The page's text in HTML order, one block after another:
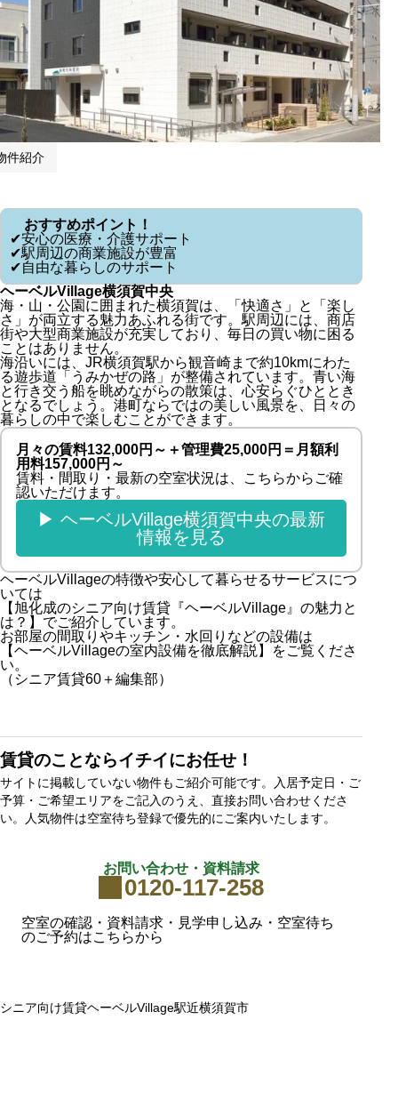
件紹介
おすすめポイント！
✔安心の医療・介護サポート
✔駅周辺の商業施設が豊富
✔自由な暮らしのサポート
ヘーベルVillage横須賀中央
海・山・公園に囲まれた横須賀は、「快適さ」と「楽し
さ」が両立する魅力あふれる街です。駅周辺には、商店
街や大型商業施設が充実しており、毎日の買い物に困る
ことはありません。
海沿いには、JR横須賀駅から観音崎まで約10kmにわた
る遊歩道「うみかぜの路」が整備されています。青い海
と行き交う船を眺めながらの散策は、心安らぐひととき
となるでしょう。港町ならではの美しい風景を、日々の
暮らしの中で楽しむことができます。
月々の賃料132,000円～＋管理費25,000円＝月額利
用料157,000円～
賃料・間取り・最新の空室状況は、こちらからご確
認いただけます。
▶ ヘーベルVillage横須賀中央の最新
情報を見る
ヘーベルVillageの特徴や安心して暮らせるサービスにつ
いては
【 旭化成のシニア向け賃貸『ヘーベルVillage』の魅力と
は？ 】でご紹介しています。
お部屋の間取りやキッチン・水回りなどの設備は
【ヘーベルVillageの室内設備を徹底解説 】をご覧くださ
い。
（シニア賃貸60＋編集部）
賃貸のことならイチイにお任せ！
サイトに掲載していない物件もご紹介可能です。入居予定日・ご
予算・ご希望エリアをご記入のうえ、直接お問い合わせくださ
い。人気物件は空室待ち登録で優先的にご案内いたします。
お問い合わせ・資料請求
0120-117-258
空室の確認・資料請求・見学申し込み・空室待ち
のご予約はこちらから
シニア向け賃貸ヘーベルVillage駅近横須賀市